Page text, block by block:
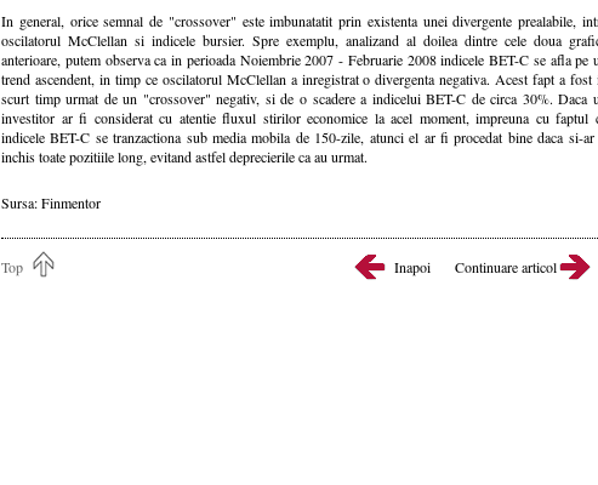
In general, orice semnal de "crossover" este imbunatatit prin existenta unei divergente prealabile,
oscilatorul McClellan si indicele bursier. Spre exemplu, analizand al doilea dintre cele doua
anterioare, putem observa ca in perioada Noiembrie 2007 - Februarie 2008 indicele BET-C se afla pe
trend ascendent, in timp ce oscilatorul McClellan a inregistrat o divergenta negativa. Acest fapt a fost
scurt timp urmat de un "crossover" negativ, si de o scadere a indicelui BET-C de circa 30%. Daca
investitor ar fi considerat cu atentie fluxul stirilor economice la acel moment, impreuna cu faptul
indicele BET-C se tranzactiona sub media mobila de 150-zile, atunci el ar fi procedat bine daca si-
inchis toate pozitiile long, evitand astfel deprecierile ca au urmat.
Sursa: Finmentor
Top Continuare articol
Inapoi